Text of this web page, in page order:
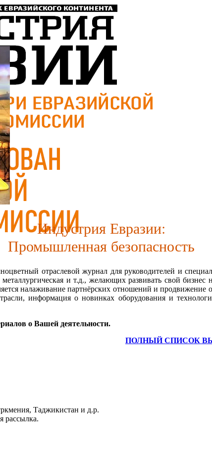
Индустрия Евразии:
Промышленная безопасность
отраслевой журнал для руководителей и
и т.д., желающих развивать свой
налаживание партнёрских отношений и продвижение
информация о новинках оборудования и
о Вашей деятельности.
ПОЛНЫЙ СПИСОК
Таджикистан и д.р.
рассылка.